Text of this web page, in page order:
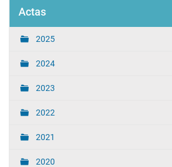
Actas
2025
2024
2023
2022
2021
2020